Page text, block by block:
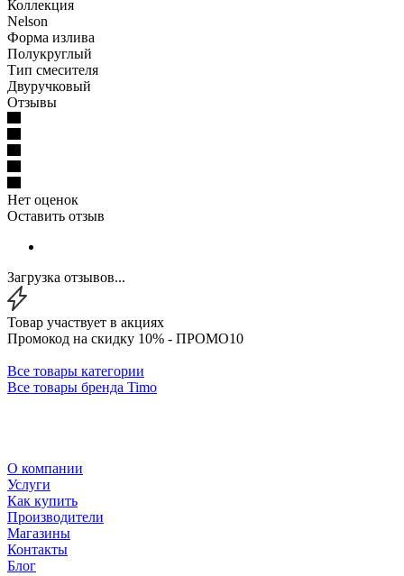
Коллекция
Nelson
Форма излива
Полукруглый
Тип смесителя
Двуручковый
Отзывы
Нет оценок
Оставить отзыв
Загрузка отзывов...
Товар участвует в акциях
Промокод на скидку 10% - ПРОМО10
Все товары категории
Все товары бренда Timo
О компании
Услуги
Как купить
Производители
Магазины
Контакты
Блог